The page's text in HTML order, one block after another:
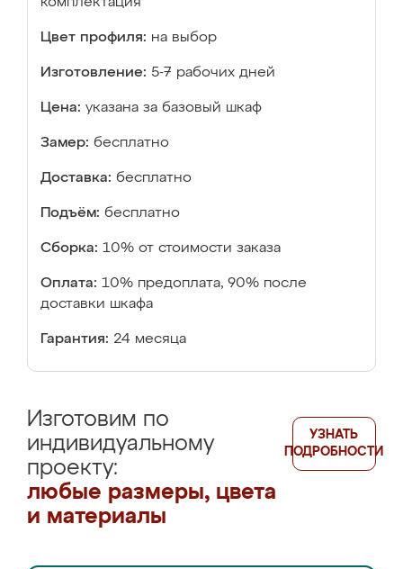
Цвет профиля: на выбор
Изготовление: 5-7 рабочих дней
Цена: указана за базовый шкаф
Замер: бесплатно
Доставка: бесплатно
Подъём: бесплатно
Сборка: 10% от стоимости заказа
Оплата: 10% предоплата, 90% после
доставки шкафа
Гарантия: 24 месяца
Изготовим по
индивидуальному
проекту:
любые размеры, цвета
и материалы
УЗНАТЬ
ПОДРОБНОСТИ